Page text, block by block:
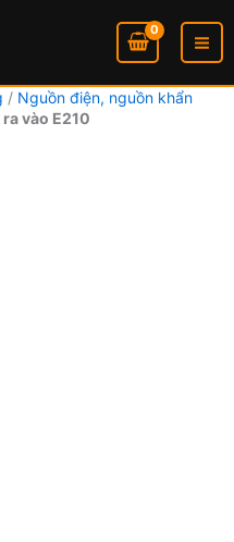
/ Nguồn điện, nguồn khẩn
vào E210